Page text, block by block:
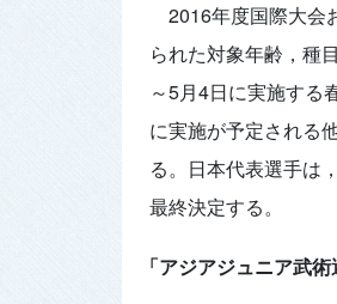
2016年度国際大会
られた対象年齢，種
～5月4日に実施する
に実施が予定される
る。日本代表選手は
最終決定する。
「アジアジュニア武術